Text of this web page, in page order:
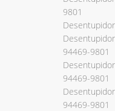
9801
94469-9801
94469-9801
94469-9801